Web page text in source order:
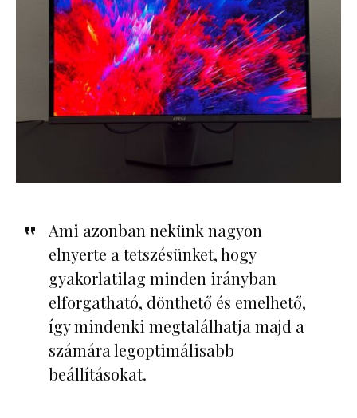
Ami azonban nekünk nagyon
elnyerte a tetszésünket, hogy
gyakorlatilag minden irányban
elforgatható, dönthető és emelhető,
így mindenki megtalálhatja majd a
számára legoptimálisabb
beállításokat.